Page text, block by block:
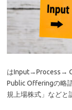
はInput→Process→
Public Offeringの略
規上場株式」など